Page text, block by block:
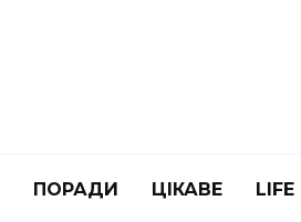
ПОРАДИ ЦІКАВЕ LIFE